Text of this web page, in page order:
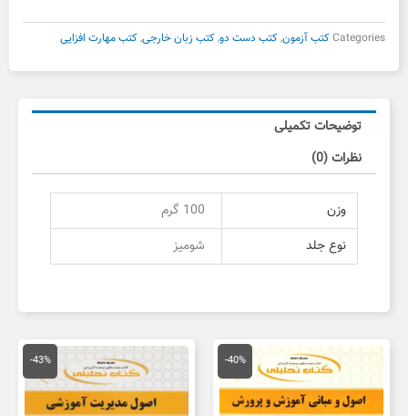
دست
دوم
Categoriesکتب آزمون,کتب دست دو,کتب زبان خارجی,کتب مهارت افزایی
توضیحات تکمیلی
نظرات (0)
وزن
100 گرم
نوع جلد
شومیز
-40%
قیمت
اصلی
134,000 تومان
بود.
قیمت
فعلی
80,000 تومان
است.
-43%
قیمت
اصلی
150,000 تومان
بود.
قیمت
فعلی
است.